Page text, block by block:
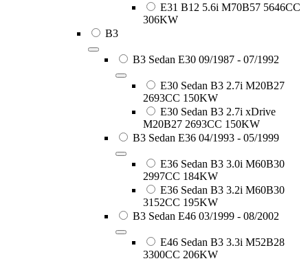
E31 B12 5.6i M70B57 5646CC
306KW
B3
B3 Sedan E30 09/1987 - 07/1992
E30 Sedan B3 2.7i M20B27
2693CC 150KW
E30 Sedan B3 2.7i xDrive
M20B27 2693CC 150KW
B3 Sedan E36 04/1993 - 05/1999
E36 Sedan B3 3.0i M60B30
2997CC 184KW
E36 Sedan B3 3.2i M60B30
3152CC 195KW
B3 Sedan E46 03/1999 - 08/2002
E46 Sedan B3 3.3i M52B28
3300CC 206KW